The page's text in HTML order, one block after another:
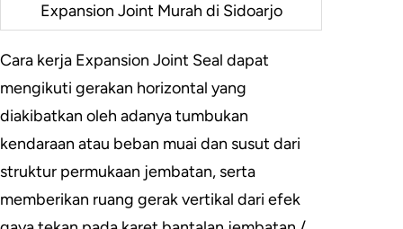
Expansion Joint Murah di Sidoarjo
Cara kerja Expansion Joint Seal dapat
mengikuti gerakan horizontal yang
diakibatkan oleh adanya tumbukan
kendaraan atau beban muai dan susut dari
struktur permukaan jembatan, serta
memberikan ruang gerak vertikal dari efek